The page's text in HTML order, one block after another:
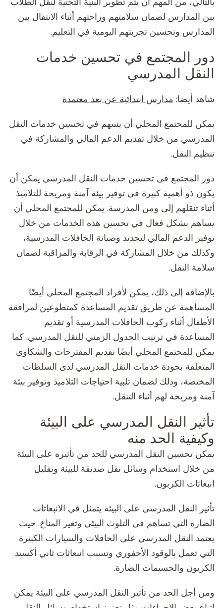
بين المدارس لضمان سلامتهم وراحتهم أثناء الانتقال بين
المدارس وتحسين تجربتهم اليومية في التعليم.
دور المجتمع في تحسين خدمات
النقل المدرسي
شاهد أيضا: مدارس ابتدائية عن بعد معتمدة
يمكن للمجتمع المحلي أن يسهم في تحسين خدمات النقل
المدرسي من خلال تقديم الدعم المالي والمشاركة في
تنظيم النقل.
دور المجتمع في تحسين خدمات النقل المدرسي يمكن أن
يكون ذو أهمية كبيرة في توفير بيئة آمنة ومريحة للتلاميذ
أثناء تنقلهم إلى ومن المدرسة. يمكن للمجتمع المحلي أن
يساهم بشكل فعال في تحسين هذه الخدمات من خلال
توفير الدعم المالي لتجديد وصيانة الحافلات المدرسية،
وكذلك من خلال المشاركة في الرقابة والمراقبة لضمان
سلامة النقل.
بالإضافة إلى ذلك، يمكن لأفراد المجتمع المحلي أيضًا
المساهمة عن طريق تقديم المساعدة كمتطوعين لمرافقة
الأطفال أثناء ركوب الحافلات المدرسية أو تقديم
المساعدة في ترتيب الجدول الزمني للنقل المدرسي. كما
يمكن للمجتمع المحلي أيضًا تقديم المقترحات والشكاوى
المتعلقة بجودة خدمات النقل المدرسي لدى السلطات
المختصة، وذلك لضمان تلبية احتياجات التلاميذ وتوفير بيئة
آمنة ومريحة لهم أثناء التنقل.
تأثير النقل المدرسي على البيئة
وكيفية الحد منه
يمكن تحسين النقل المدرسي للحد من تأثيره على البيئة
من خلال استخدام وسائل نقل صديقة للبيئة وتقليل
انبعاثات الكربون.
تأثير النقل المدرسي على البيئة يتمثل في الانبعاثات
الضارة التي تساهم في التلوث البيئي وتغير المناخ. حيث
يعتمد النقل المدرسي على الحافلات والسيارات الكبيرة
التي تعمل بالوقود الأحفوري وتسبب انبعاثات ثاني أكسيد
الكربون والجسيمات الضارة.
ومن أجل الحد من تأثير النقل المدرسي على البيئة يمكن